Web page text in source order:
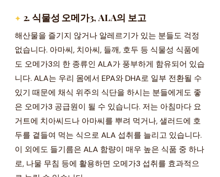
2. 식물성 오메가3, ALA의 보고
해산물을 즐기지 않거나 알레르기가 있는 분들도 걱정
없습니다. 아마씨, 치아씨, 들깨, 호두 등 식물성 식품에
도 오메가3의 한 종류인 ALA가 풍부하게 함유되어 있습
니다. ALA는 우리 몸에서 EPA와 DHA로 일부 전환될 수
있기 때문에 채식 위주의 식단을 하시는 분들에게도 좋
은 오메가3 공급원이 될 수 있습니다. 저는 아침마다 요
거트에 치아씨드나 아마씨를 뿌려 먹거나, 샐러드에 호
두를 곁들여 먹는 식으로 ALA 섭취를 늘리고 있습니다.
이 외에도 들기름은 ALA 함량이 매우 높은 식품 중 하나
로, 나물 무침 등에 활용하면 오메가3 섭취를 효과적으